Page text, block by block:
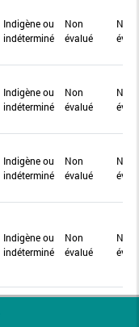
Indigène ou
indéterminé
Non
évalué
Non
Indigène ou
indéterminé
Non
évalué
Non
Indigène ou
indéterminé
Non
évalué
Non
Indigène ou
indéterminé
Non
évalué
Non